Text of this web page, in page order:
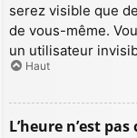
serez visible que
de vous-même.
un utilisateur
Haut
L’heure n’est